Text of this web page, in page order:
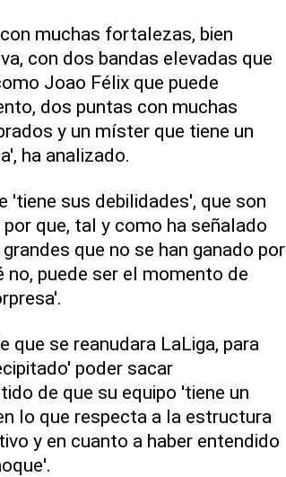
muchas fortalezas, bien
con dos bandas elevadas que
Joao Félix que puede
dos puntas con muchas
y un míster que tiene un
ha analizado.
'tiene sus debilidades', que son
que, tal y como ha señalado
que no se han ganado por
puede ser el momento de
se reanudara LaLiga, para
poder sacar
de que su equipo 'tiene un
lo que respecta a la estructura
y en cuanto a haber entendido